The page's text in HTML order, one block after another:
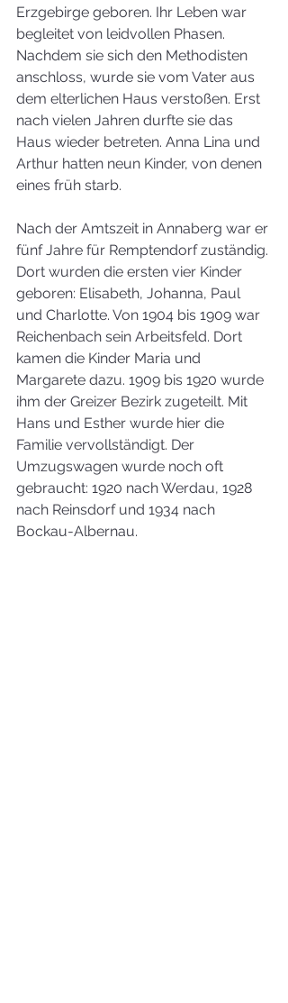
Erzgebirge geboren. Ihr Leben war
begleitet von leidvollen Phasen.
Nachdem sie sich den Methodisten
anschloss, wurde sie vom Vater aus
dem elterlichen Haus verstoßen. Erst
nach vielen Jahren durfte sie das
Haus wieder betreten. Anna Lina und
Arthur hatten neun Kinder, von denen
eines früh starb.
Nach der Amtszeit in Annaberg war er
fünf Jahre für Remptendorf zuständig.
Dort wurden die ersten vier Kinder
geboren: Elisabeth, Johanna, Paul
und Charlotte. Von 1904 bis 1909 war
Reichenbach sein Arbeitsfeld. Dort
kamen die Kinder Maria und
Margarete dazu. 1909 bis 1920 wurde
ihm der Greizer Bezirk zugeteilt. Mit
Hans und Esther wurde hier die
Familie vervollständigt. Der
Umzugswagen wurde noch oft
gebraucht: 1920 nach Werdau, 1928
nach Reinsdorf und 1934 nach
Bockau-Albernau.